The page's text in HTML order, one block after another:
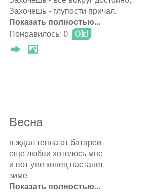
Захочешь - глупости причал.
И постоянно натыкаюсь,
Когда плывешь, а тут причал.
Я дальше, мне сюда не надо!
авторизированныепользователи
Показать полностью...
Понравилось: 0
Ok!
Весна
я ждал тепла от батареи
еще любви хотелось мне
и вот уже конец настанет
зиме
Показать полностью...